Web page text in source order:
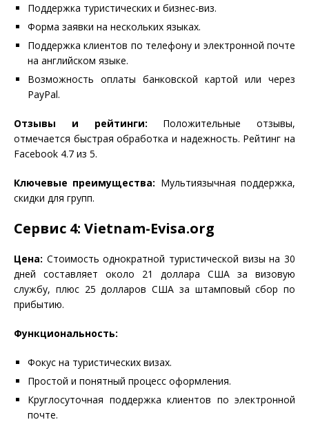
Поддержка туристических и бизнес-виз.
Форма заявки на нескольких языках.
Поддержка клиентов по телефону и электронной почте
на английском языке.
Возможность оплаты банковской картой или через
PayPal.
Отзывы и рейтинги: Положительные отзывы,
отмечается быстрая обработка и надежность. Рейтинг на
Facebook 4.7 из 5.
Ключевые преимущества: Мультиязычная поддержка,
скидки для групп.
Сервис 4: Vietnam-Evisa.org
Цена: Стоимость однократной туристической визы на 30
дней составляет около 21 доллара США за визовую
службу, плюс 25 долларов США за штамповый сбор по
прибытию.
Функциональность:
Фокус на туристических визах.
Простой и понятный процесс оформления.
Круглосуточная поддержка клиентов по электронной
почте.